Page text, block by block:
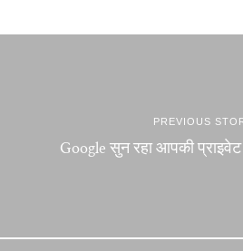
PREVIOUS
Google सुन रहा आपकी